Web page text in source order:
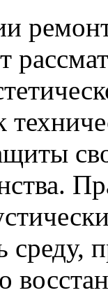
среду,